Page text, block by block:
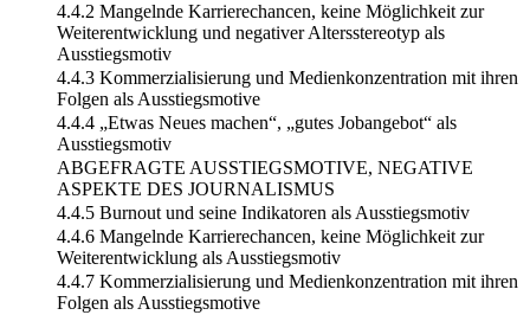
4.4.2 Mangelnde Karrierechancen, keine Möglichkeit zur
Weiterentwicklung und negativer Altersstereotyp als
Ausstiegsmotiv
4.4.3 Kommerzialisierung und Medienkonzentration mit ihren
Folgen als Ausstiegsmotive
4.4.4 „Etwas Neues machen“, „gutes Jobangebot“ als
Ausstiegsmotiv
ABGEFRAGTE AUSSTIEGSMOTIVE, NEGATIVE
ASPEKTE DES JOURNALISMUS
4.4.5 Burnout und seine Indikatoren als Ausstiegsmotiv
4.4.6 Mangelnde Karrierechancen, keine Möglichkeit zur
Weiterentwicklung als Ausstiegsmotiv
4.4.7 Kommerzialisierung und Medienkonzentration mit ihren
Folgen als Ausstiegsmotive